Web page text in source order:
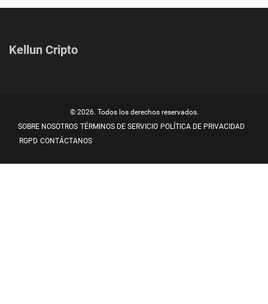
Kellun Cripto
© 2026. Todos los derechos reservados.
SOBRE NOSOTROS TÉRMINOS DE SERVICIO POLÍTICA DE PRIVACIDAD
RGPD CONTÁCTANOS